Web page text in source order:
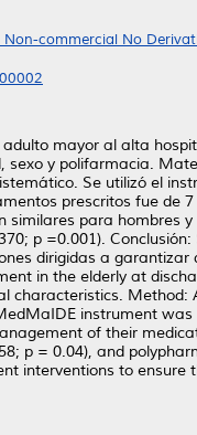
commercial No
mayor al alta
y polifarmacia.
Se utilizó el
prescritos fue de
para hombres
p =0.001).
dirigidas a
in the elderly at
characteristics.
instrument
of their
p = 0.04), and
interventions to